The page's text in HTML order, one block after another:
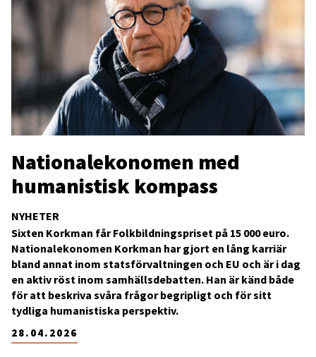
NYHETER
Nationalekonomen med
humanistisk kompass
28.04.2026
Sixten Korkman får Folkbildningspriset på 15 000 euro.
Nationalekonomen Korkman har gjort en lång karriär
bland annat inom statsförvaltningen och EU och är i dag
en aktiv röst inom samhällsdebatten. Han är känd både
för att beskriva svåra frågor begripligt och för sitt
tydliga humanistiska perspektiv.